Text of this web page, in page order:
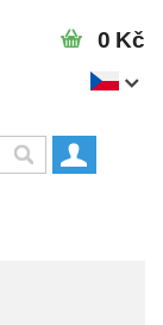
0 Kč